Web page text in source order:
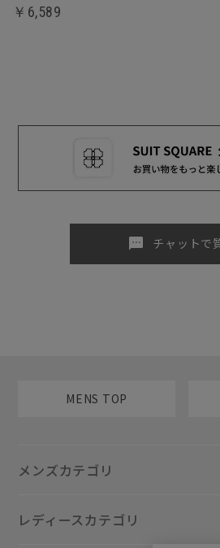
￥6,589
sms チャットで
MENS TOP
メンズカテゴリ
レディースカテゴリ